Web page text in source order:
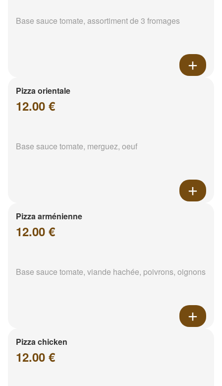
Base sauce tomate, assortiment de 3 fromages
Pizza orientale
12.00 €
Base sauce tomate, merguez, oeuf
Pizza arménienne
12.00 €
Base sauce tomate, viande hachée, poivrons, oignons
Pizza chicken
12.00 €